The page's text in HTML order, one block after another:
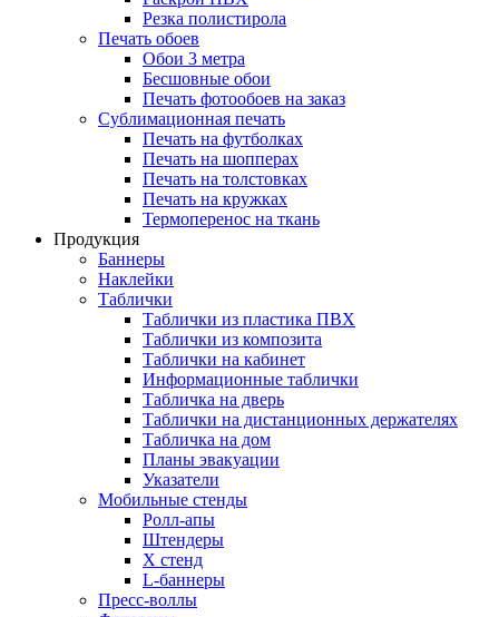
Резка полистирола
Печать обоев
Обои 3 метра
Бесшовные обои
Печать фотообоев на заказ
Сублимационная печать
Печать на футболках
Печать на шопперах
Печать на толстовках
Печать на кружках
Термоперенос на ткань
Продукция
Баннеры
Наклейки
Таблички
Таблички из пластика ПВХ
Таблички из композита
Таблички на кабинет
Информационные таблички
Табличка на дверь
Таблички на дистанционных держателях
Табличка на дом
Планы эвакуации
Указатели
Мобильные стенды
Ролл-апы
Штендеры
Х стенд
L-баннеры
Пресс-воллы